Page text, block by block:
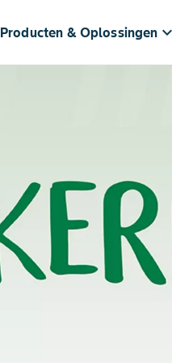
Producten & Oplossingen keyboard_arrow_down